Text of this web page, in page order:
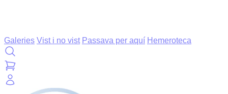
Galeries Vist i no vist Passava per aquí Hemeroteca